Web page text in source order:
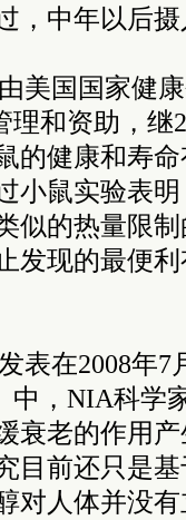
，中年以后
美国国家健
理和资助，继
的健康和寿
小鼠实验表
似的热量限
发现的最便
表在2008年
中，NIA科学
衰老的作用
目前还只是
对人体并没